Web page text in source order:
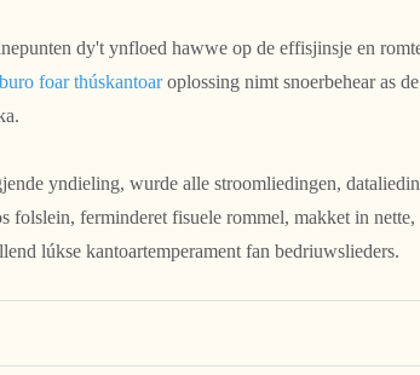
dy't ynfloed hawwe op de effisjinsje en
foar thúskantoaroplossing nimt snoerbehear as de
yndieling, wurde alle stroomliedingen,
ferminderet fisuele rommel, makket in nette,
lúkse kantoartemperament fan bedriuwslieders.